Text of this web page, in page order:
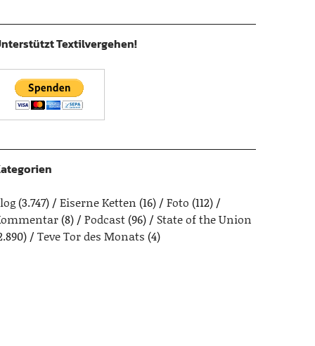
Textilvergehen!
(3.747) Eiserne Ketten (16) Foto (112)
(8) Podcast(96)
State of the Union
Teve Tor des Monats (4)